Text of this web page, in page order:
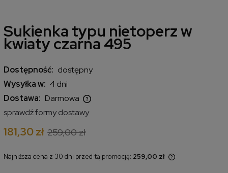
Sukienka typu nietoperz w
kwiaty czarna 495
Dostępność: dostępny
Wysyłka w: 4 dni
Dostawa: Darmowa
Cena nie zawiera ewentualnych kosztów płatności
sprawdź formy dostawy
181,30 zł 259,00 zł
Najniższa cena z 30 dni przed tą promocją: 259,00 zł